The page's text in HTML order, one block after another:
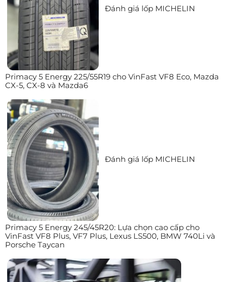
Đánh giá lốp MICHELIN
Primacy 5 Energy 225/55R19 cho VinFast VF8 Eco, Mazda
CX-5, CX-8 và Mazda6
Đánh giá lốp MICHELIN
Primacy 5 Energy 245/45R20: Lựa chọn cao cấp cho
VinFast VF8 Plus, VF7 Plus, Lexus LS500, BMW 740Li và
Porsche Taycan